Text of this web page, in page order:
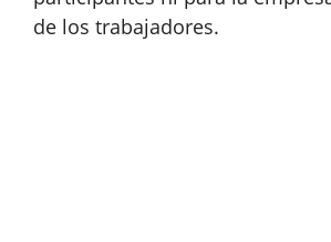
de los trabajadores.